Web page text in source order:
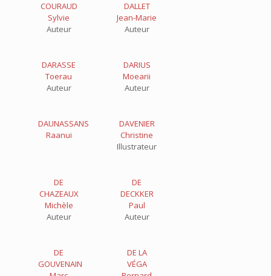
COURAUD
Sylvie
Auteur
DALLET
Jean-Marie
Auteur
DARASSE
Toerau
Auteur
DARIUS
Moearii
Auteur
DAUNASSANS
Raanui
DAVENIER
Christine
Illustrateur
DE
CHAZEAUX
Michèle
Auteur
DE
DECKKER
Paul
Auteur
DE
GOUVENAIN
DE LA
VÉGA